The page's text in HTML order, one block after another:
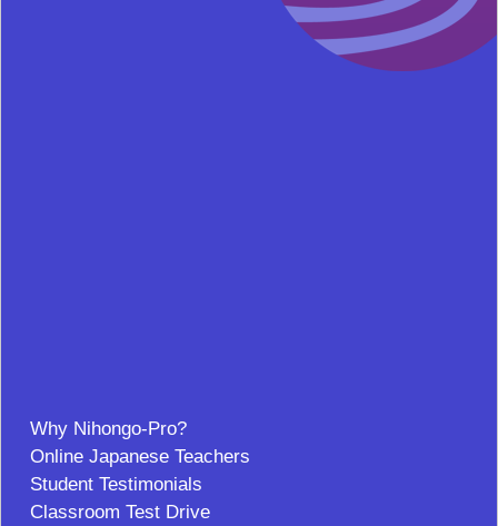
Why Nihongo-Pro?
Online Japanese Teachers
Student Testimonials
Classroom Test Drive